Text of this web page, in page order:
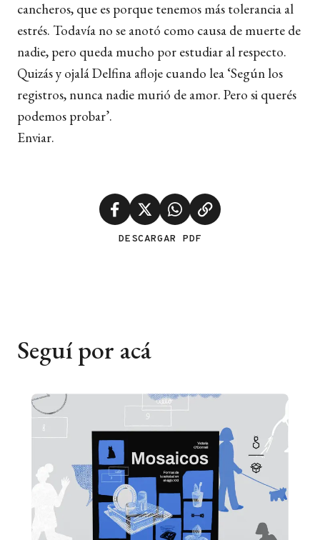
cancheros, que es porque tenemos más tolerancia al
estrés. Todavía no se anotó como causa de muerte de
nadie, pero queda mucho por estudiar al respecto.
Quizás y ojalá Delfina afloje cuando lea ‘Según los
registros, nunca nadie murió de amor. Pero si querés
podemos probar’.
Enviar.
DESCARGAR PDF
Seguí por acá